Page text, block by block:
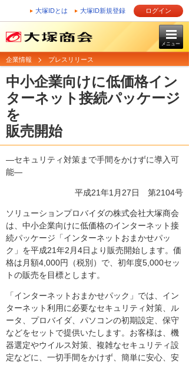
大塚IDとは 大塚ID新規登録 ログイン
メニュー
企業情報 プレスリリース
中小企業向けに低価格イン
ターネット接続パッケージ
を
販売開始
―セキュリティ対策まで手間をかけずに導入可
能―
平成21年1月27日 第2104号
ソリューションプロバイダの株式会社大塚商会
は、中小企業向けに低価格のインターネット接
続パッケージ「インターネットおまかせパッ
ク」を平成21年2月4日より販売開始します。価
格は月額4,000円（税別）で、初年度5,000セッ
トの販売を目標とします。
「インターネットおまかせパック」では、イン
ターネット利用に必要なセキュリティ対策、ル
ータ、プロバイダ、パソコンの初期設定、保守
などをセットで提供いたします。お客様は、機
器選定やウイルス対策、複雑なセキュリティ設
定などに、一切手間をかけず、簡単に安心、安